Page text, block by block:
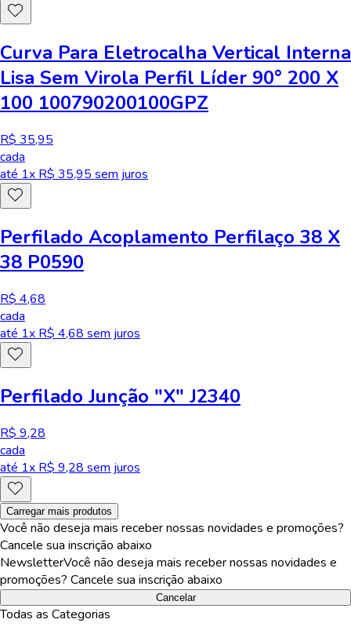
Curva Para Eletrocalha Vertical Interna
Lisa Sem Virola Perfil Líder 90° 200 X
100 100790200100GPZ
R$ 35,95
cada
até 1x R$ 35,95 sem juros
Perfilado Acoplamento Perfilaço 38 X
38 P0590
R$ 4,68
cada
até 1x R$ 4,68 sem juros
Perfilado Junção "X" J2340
R$ 9,28
cada
até 1x R$ 9,28 sem juros
Carregar mais produtos
Você não deseja mais receber nossas novidades e promoções?
Cancele sua inscrição abaixo
NewsletterVocê não deseja mais receber nossas novidades e
promoções? Cancele sua inscrição abaixo
Cancelar
Todas as Categorias